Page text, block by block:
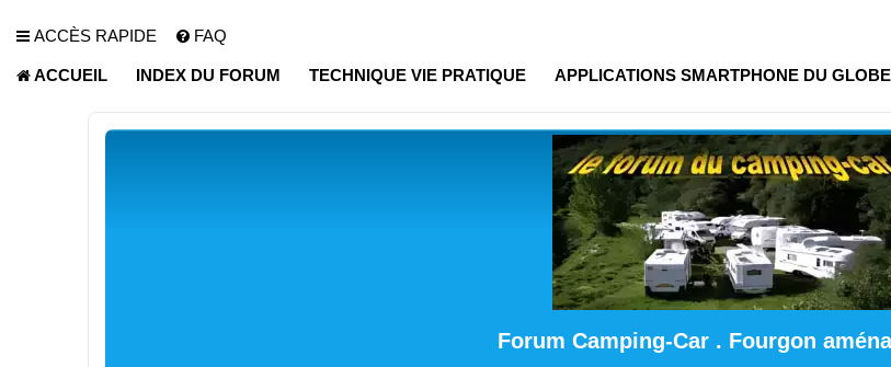
ACCÈS RAPIDE FAQ
ACCUEIL INDEX DU FORUM TECHNIQUE VIE PRATIQUE APPLICATIONS SMARTPHONE DU
Forum Camping-Car . Fourgon